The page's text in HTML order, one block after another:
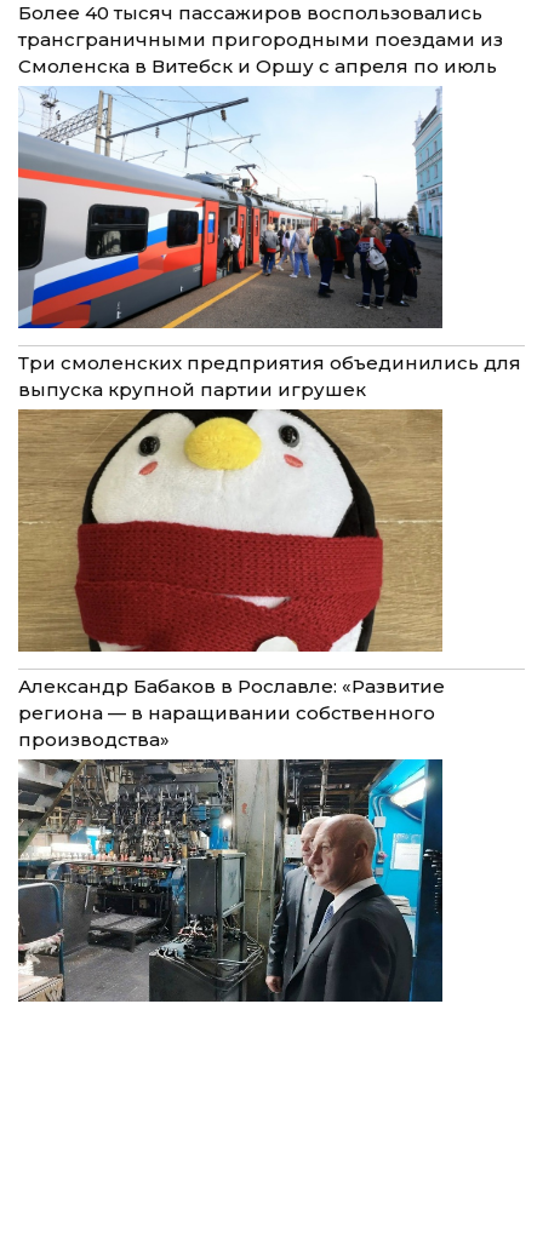
Более 40 тысяч пассажиров воспользовались
трансграничными пригородными поездами из
Смоленска в Витебск и Оршу с апреля по июль
Три смоленских предприятия объединились для
выпуска крупной партии игрушек
Александр Бабаков в Рославле: «Развитие
региона — в наращивании собственного
производства»